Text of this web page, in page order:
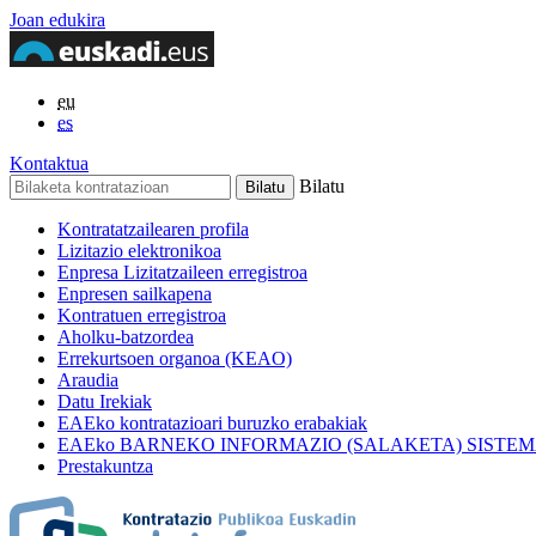
Joan edukira
eu
es
Kontaktua
Bilatu
Kontratatzailearen profila
Lizitazio elektronikoa
Enpresa Lizitatzaileen erregistroa
Enpresen sailkapena
Kontratuen erregistroa
Aholku-batzordea
Errekurtsoen organoa (KEAO)
Araudia
Datu Irekiak
EAEko kontratazioari buruzko erabakiak
EAEko BARNEKO INFORMAZIO (SALAKETA)
Prestakuntza